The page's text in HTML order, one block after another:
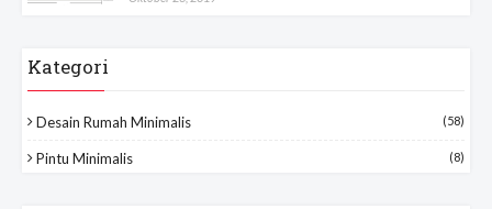
Kategori
Desain Rumah Minimalis (58)
Pintu Minimalis (8)